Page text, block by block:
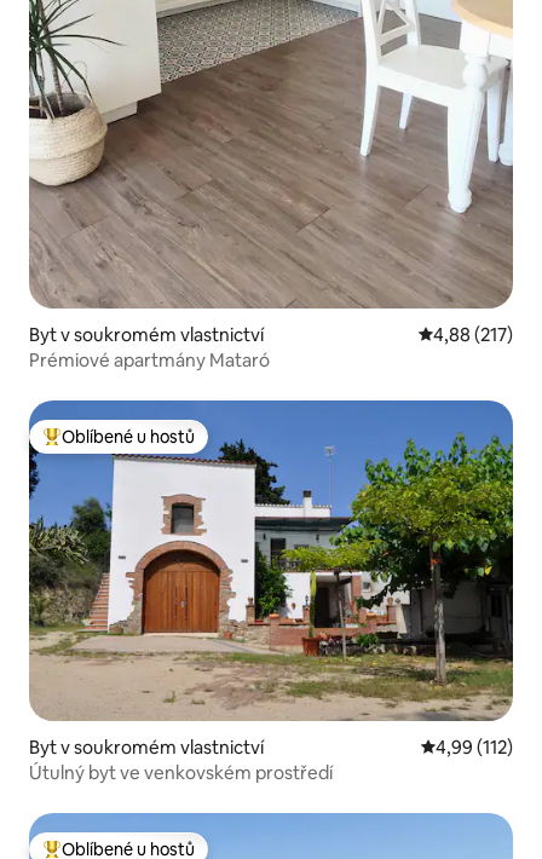
Byt v soukromém vlastnictví Průměrné
4,88 (217)
Prémiové apartmány Mataró
Nejlepší v kategorii Oblíbené u hostů
Oblíbené u hostů
Byt v soukromém vlastnictví Průměrné
4,99 (112)
Útulný byt ve venkovském prostředí
Oblíbené u hostů